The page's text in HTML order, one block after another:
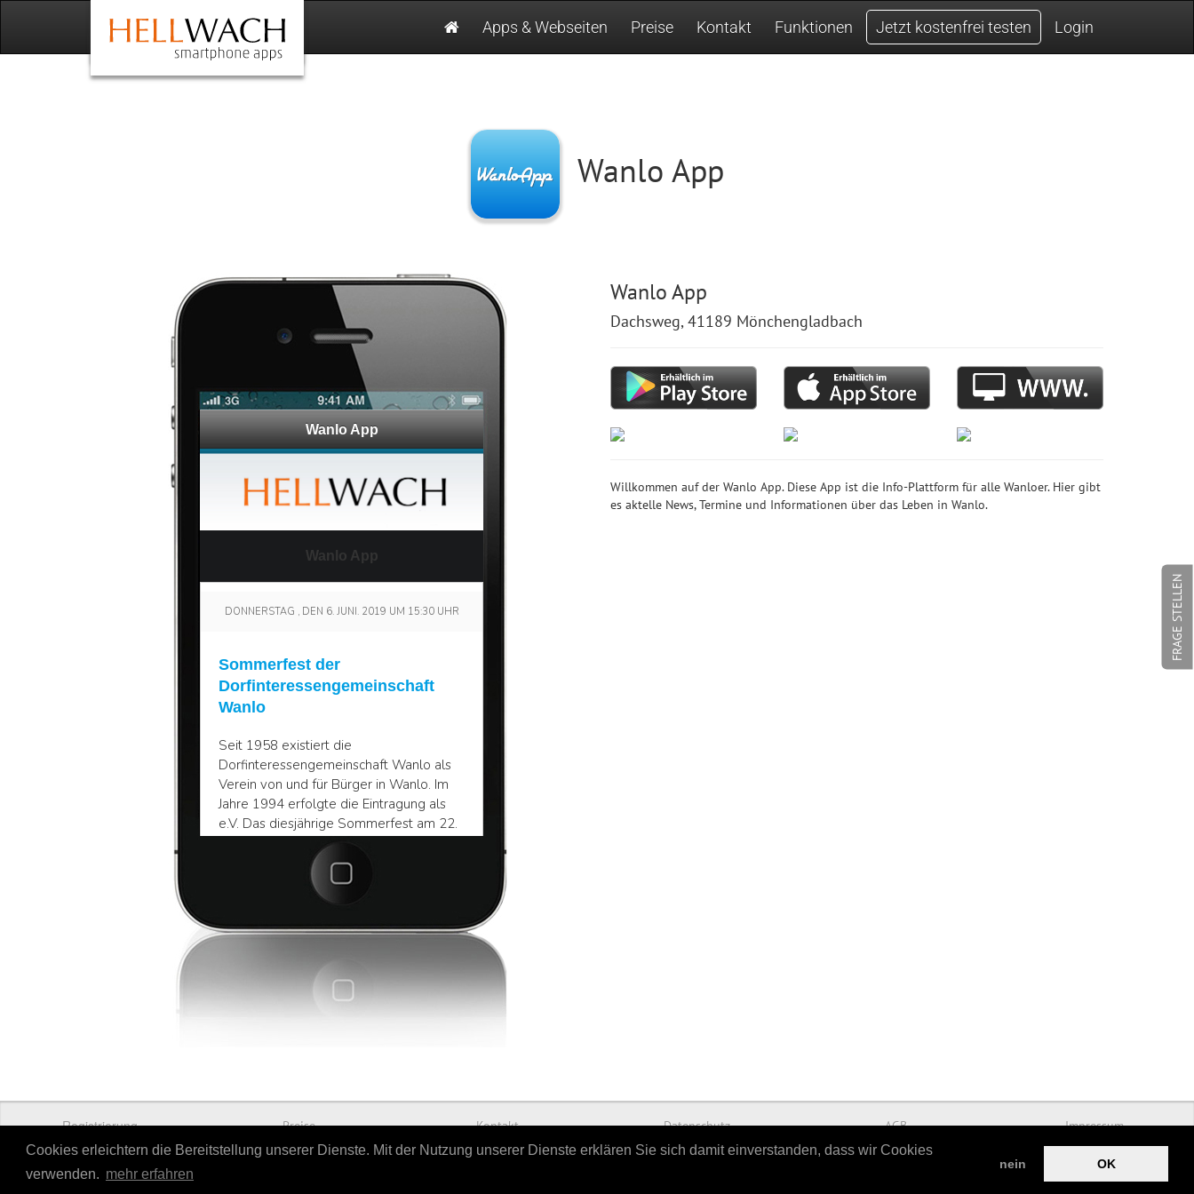
Cookies erleichtern die Bereitstellung unserer Dienste. Mit der Nutzung unserer Dienste erklären Sie sich damit einverstanden, dass wir Cookies
verwenden. mehr erfahren
nein OK
Apps & Webseiten Preise Kontakt Funktionen Jetzt kostenfrei testen Login
Wanlo App
Wanlo App
Dachsweg, 41189 Mönchengladbach
Willkommen auf der Wanlo App. Diese App ist die Info-Plattform für alle Wanloer. Hier gibt
es aktelle News, Termine und Informationen über das Leben in Wanlo.
Registrierung Preise Kontakt Datenschutz AGB Impressum
FRAGE STELLEN